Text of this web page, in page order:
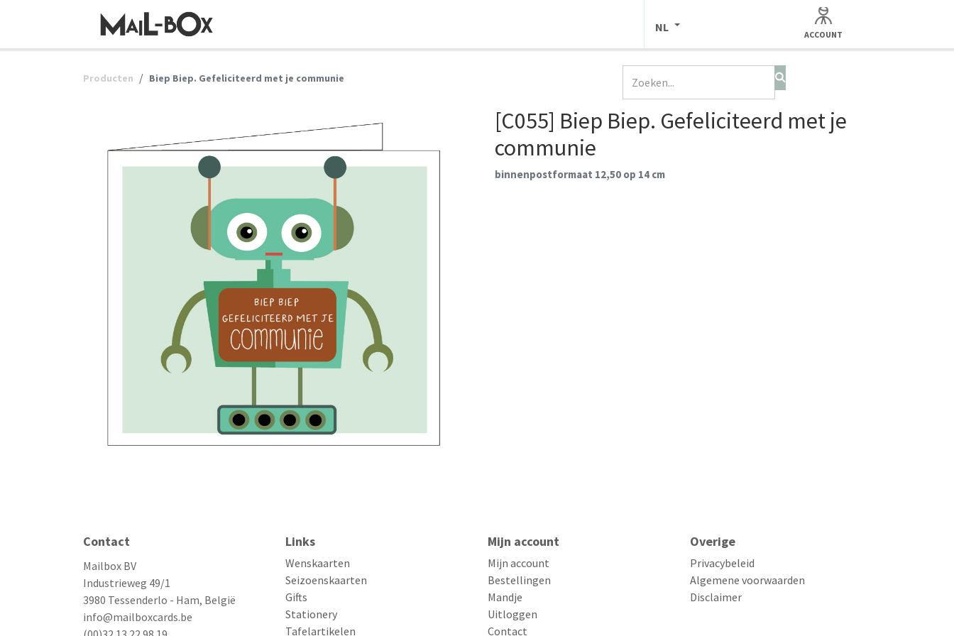
NL
ACCOUNT
Producten Biep Biep. Gefeliciteerd met je communie
[C055] Biep Biep. Gefeliciteerd met je
communie
binnenpostformaat 12,50 op 14 cm
Contact
Mailbox BV
Industrieweg 49/1
3980 Tessenderlo - Ham, België
info@mailboxcards.be
Links
Wenskaarten
Seizoenskaarten
Gifts
Stationery
Tafelartikelen
Mijn account
Mijn account
Bestellingen
Mandje
Uitloggen
Contact
Overige
Privacybeleid
Algemene voorwaarden
Disclaimer